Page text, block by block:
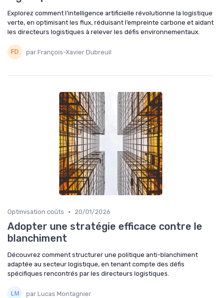
Explorez comment l’intelligence artificielle révolutionne la logistique
verte, en optimisant les flux, réduisant l’empreinte carbone et aidant
les directeurs logistiques à relever les défis environnementaux.
par François-Xavier Dubreuil
Optimisation coûts • 20/01/2026
Adopter une stratégie efficace contre le
blanchiment
Découvrez comment structurer une politique anti-blanchiment
adaptée au secteur logistique, en tenant compte des défis
spécifiques rencontrés par les directeurs logistiques.
par Lucas Montagnier